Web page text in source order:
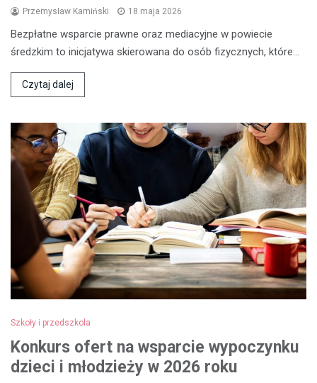
Przemysław Kamiński 18 maja 2026
Bezpłatne wsparcie prawne oraz mediacyjne w powiecie
średzkim to inicjatywa skierowana do osób fizycznych, które…
Czytaj dalej
Szkoły i przedszkola
Konkurs ofert na wsparcie wypoczynku
dzieci i młodzieży w 2026 roku